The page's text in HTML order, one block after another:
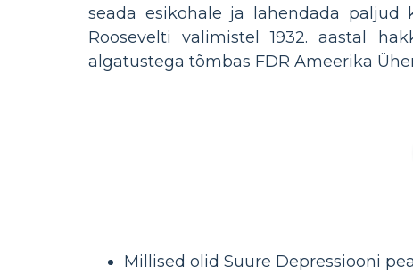
seada esikohale ja lahendada paljud
Roosevelti valimistel 1932. aastal
algatustega tõmbas FDR Ameerika
Millised olid Suure Depressiooni